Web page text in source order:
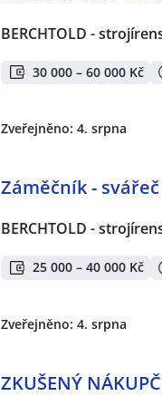
BERCHTOLD -
30 000 – 60 000 Kč
Zveřejněno: 4. srpna
Záměčník -
BERCHTOLD -
25 000 – 40 000 Kč
Zveřejněno: 4. srpna
ZKUŠENÝ